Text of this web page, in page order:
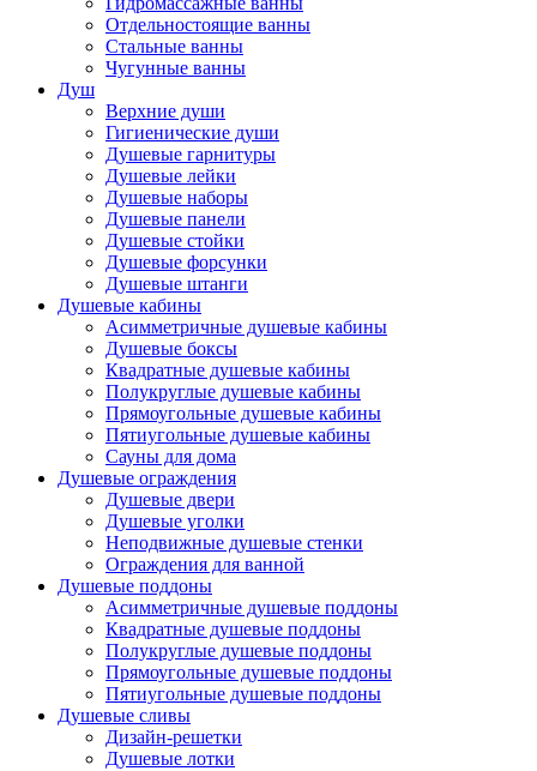
Отдельностоящие ванны
Стальные ванны
Чугунные ванны
Душ
Верхние души
Гигиенические души
Душевые гарнитуры
Душевые лейки
Душевые наборы
Душевые панели
Душевые стойки
Душевые форсунки
Душевые штанги
Душевые кабины
Асимметричные душевые кабины
Душевые боксы
Квадратные душевые кабины
Полукруглые душевые кабины
Прямоугольные душевые кабины
Пятиугольные душевые кабины
Сауны для дома
Душевые ограждения
Душевые двери
Душевые уголки
Неподвижные душевые стенки
Ограждения для ванной
Душевые поддоны
Асимметричные душевые поддоны
Квадратные душевые поддоны
Полукруглые душевые поддоны
Прямоугольные душевые поддоны
Пятиугольные душевые поддоны
Душевые сливы
Дизайн-решетки
Душевые лотки